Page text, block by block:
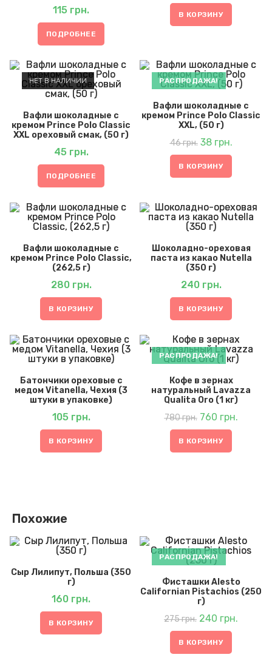
115 грн.
ПОДРОБНЕЕ
В КОРЗИНУ
НЕТ В НАЛИЧИИ
Вафли шоколадные с
кремом Prince Polo Classic
XXL ореховый смак, (50 г)
45 грн.
ПОДРОБНЕЕ
РАСПРОДАЖА!
Вафли шоколадные с
кремом Prince Polo Classic
XXL, (50 г)
46грн. Первоначальная
цена
составляла
46 грн..
38 грн.38 грн..
В КОРЗИНУ
Вафли шоколадные с
кремом Prince Polo Classic,
(262,5 г)
280 грн.
В КОРЗИНУ
Шоколадно-ореховая
паста из какао Nutella
(350 г)
240 грн.
В КОРЗИНУ
Батончики ореховые с
медом Vitanella, Чехия (3
штуки в упаковке)
105 грн.
В КОРЗИНУ
РАСПРОДАЖА!
Кофе в зернах
натуральный Lavazza
Qualita Oro (1 кг)
780грн. Первоначальная
цена
составляла
780 грн..
760 грн.760 грн..
В КОРЗИНУ
Похожие
Сыр Лилипут, Польша (350
г)
160 грн.
В КОРЗИНУ
РАСПРОДАЖА!
Фисташки Alesto
Californian Pistachios (250
г)
275грн. Первоначальная
цена
составляла
275 грн..
240 грн.
В КОРЗИНУ